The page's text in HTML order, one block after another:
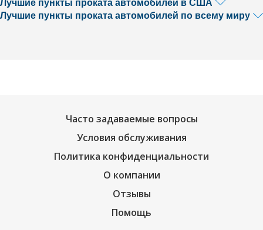
Лучшие пункты проката автомобилей в США
Лучшие пункты проката автомобилей по всему миру
Часто задаваемые вопросы
Условия обслуживания
Политика конфиденциальности
О компании
Отзывы
Помощь